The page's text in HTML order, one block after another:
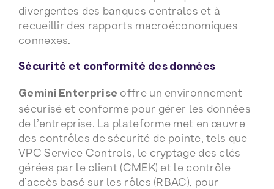
divergentes des banques centrales et à
recueillir des rapports macroéconomiques
connexes.
Sécurité et conformité des données
Gemini Enterprise offre un environnement
sécurisé et conforme pour gérer les données
de l’entreprise. La plateforme met en œuvre
des contrôles de sécurité de pointe, tels que
VPC Service Controls, le cryptage des clés
gérées par le client (CMEK) et le contrôle
d’accès basé sur les rôles (RBAC), pour